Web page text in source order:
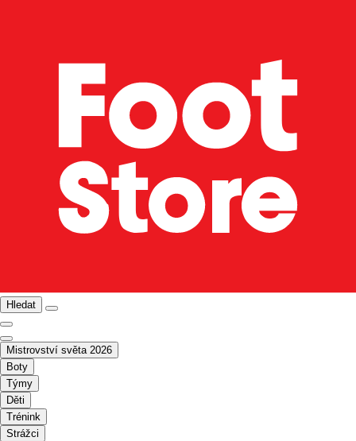
Hledat
Mistrovství světa 2026
Boty
Týmy
Děti
Trénink
Strážci